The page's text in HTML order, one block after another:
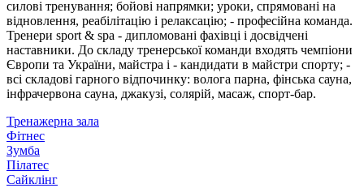
силові тренування; бойові напрямки; уроки, спрямовані на
відновлення, реабілітацію і релаксацію; - професійна команда.
Тренери sport & spa - дипломовані фахівці і досвідчені
наставники. До складу тренерської команди входять чемпіони
Європи та України, майстра і - кандидати в майстри спорту; -
всі складові гарного відпочинку: волога парна, фінська сауна,
інфрачервона сауна, джакузі, солярій, масаж, спорт-бар.
Тренажерна зала
Фітнес
Зумба
Пілатес
Сайклінг